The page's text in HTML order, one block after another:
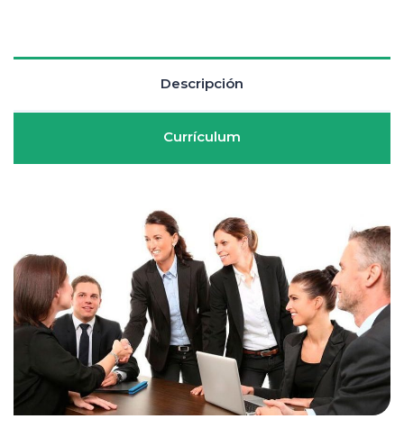
Descripción
Currículum